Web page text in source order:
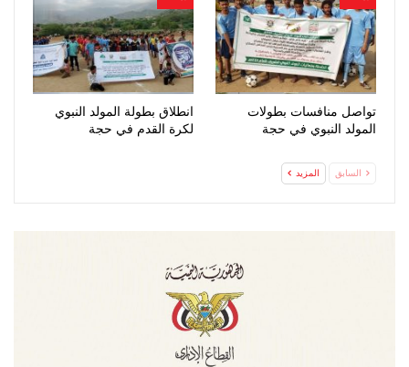
تواصل منافسات بطولات
المولد النبوي في حجة
انطلاق بطولة المولد النبوي
لكرة القدم في حجة
السابق المزيد